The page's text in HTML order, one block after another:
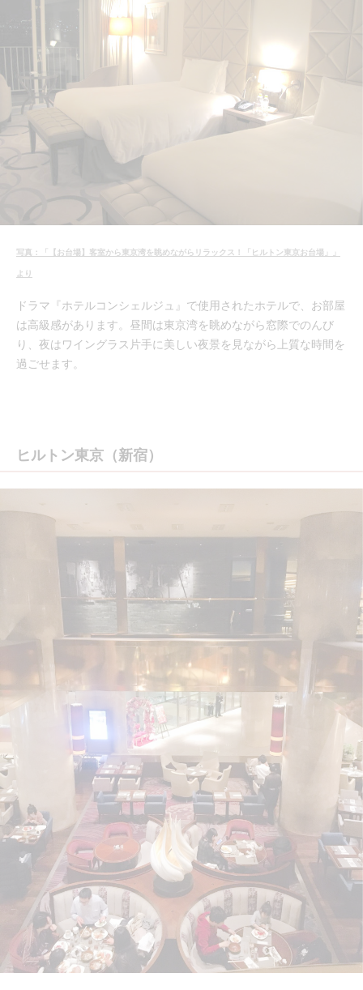
写真：「【お台場】客室から東京湾を眺めながらリラックス！「ヒルトン東京お台場」」
より
ドラマ『ホテルコンシェルジュ』で使用されたホテルで、お部屋
は高級感があります。昼間は東京湾を眺めながら窓際でのんび
り、夜はワイングラス片手に美しい夜景を見ながら上質な時間を
過ごせます。
ヒルトン東京（新宿）